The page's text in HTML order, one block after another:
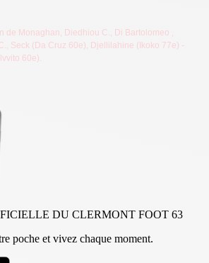
de Monaghan, Diedhiou C., Di Bartolomeo ,
Seck (Da Cruz 60e), Djellilahine (Ikoko 77e) -
60e).
DU CLERMONT FOOT 63
poche et vivez chaque moment.